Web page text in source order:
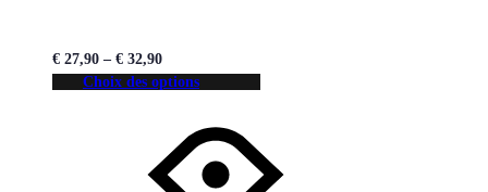
€ 27,90 – € 32,90
Choix des options